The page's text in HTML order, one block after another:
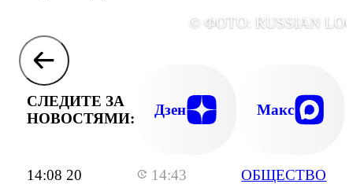
14:08 20
14:43
ОБЩЕСТВО
© ФОТО: RUSSIAN
СЛЕДИТЕ ЗА
НОВОСТЯМИ:
Дзен Макс